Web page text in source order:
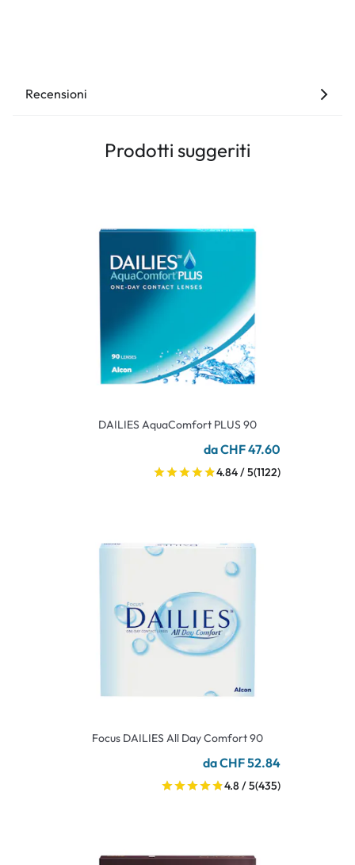
Recensioni
Prodotti suggeriti
DAILIES AquaComfort PLUS 90
da CHF 47.60
4.84 / 5(1122)
Focus DAILIES All Day Comfort 90
da CHF 52.84
4.8 / 5(435)